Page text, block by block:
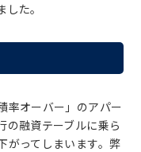
た。
率オーバー」のアパー
の融資テーブルに乗ら
がってしまいます。弊